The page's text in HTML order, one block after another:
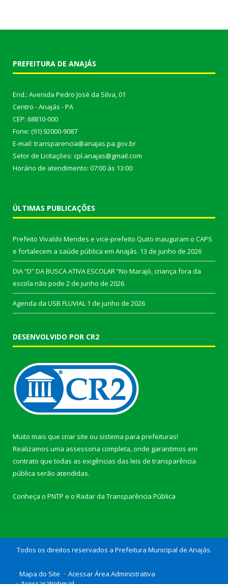
PREFEITURA DE ANAJÁS
End.: Avenida Pedro José da Silva, 01
Centro - Anajás - PA
CEP: 68810-000
Fone: (91) 92000-9087
E-mail: transparencia@anajas.pa.gov.br
Setor de Licitações: cpl.anajas@gmail.com
Horário de atendimento: 07:00 às 13:00
ÚLTIMAS PUBLICAÇÕES
Prefeito Vivaldo Mendes e vice-prefeito Quito inauguram o CAPS
e fortalecem a saúde pública em Anajás. 13 de junho de 2026
DIA “D” DA BUSCA ATIVA ESCOLAR “No Marajó, criança fora da
escola não pode 2 de junho de 2026
Agenda da USB FLUVIAL 1 de junho de 2026
DESENVOLVIDO POR CR2
Muito mais que criar site ou sistema para prefeituras!
Realizamos uma assessoria completa, onde garantimos em
contrato que todas as exigências das leis de transparência
pública serão atendidas.
Conheça o PNTP e o Radar da Transparência Pública
Todos os direitos reservados a Prefeitura Municipal de Anajás.
Mapa do Site
Acessar Área Administrativa